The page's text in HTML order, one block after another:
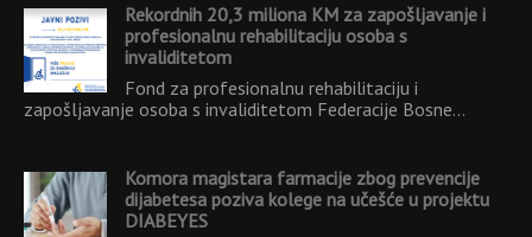
Rekordnih 20,3 miliona KM za zapošljavanje i
profesionalnu rehabilitaciju osoba s
invaliditetom
Fond za profesionalnu rehabilitaciju i
zapošljavanje osoba s invaliditetom Federacije Bosne…
Komora magistara farmacije zbog prevencije
dijabetesa poziva kolege na učešće u projektu
DIABEYES